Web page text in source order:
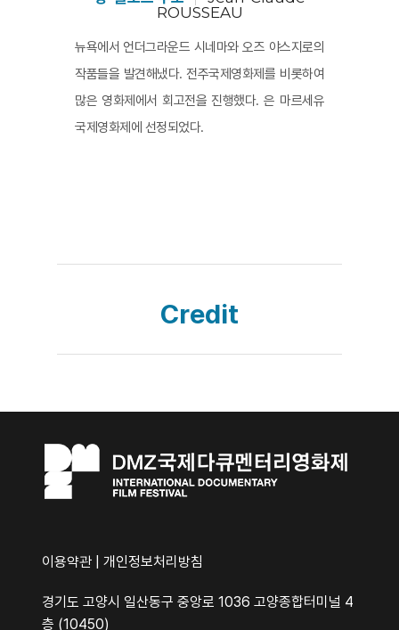
ROUSSEAU
뉴욕에서 언더그라운드 시네마와 오즈 야스지로의
작품들을 발견해냈다. 전주국제영화제를 비롯하여
많은 영화제에서 회고전을 진행했다. 은 마르세유
국제영화제에 선정되었다.
Credit
이용약관 개인정보처리방침
경기도 고양시 일산동구 중앙로 1036 고양종합터미널 4
층 (10450)